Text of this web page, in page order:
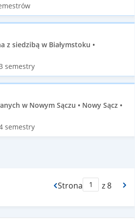
z siedzibą w Białymstoku •
semestry
w Nowym Sączu • Nowy Sącz •
semestry
Strona
Max Stronaz 8